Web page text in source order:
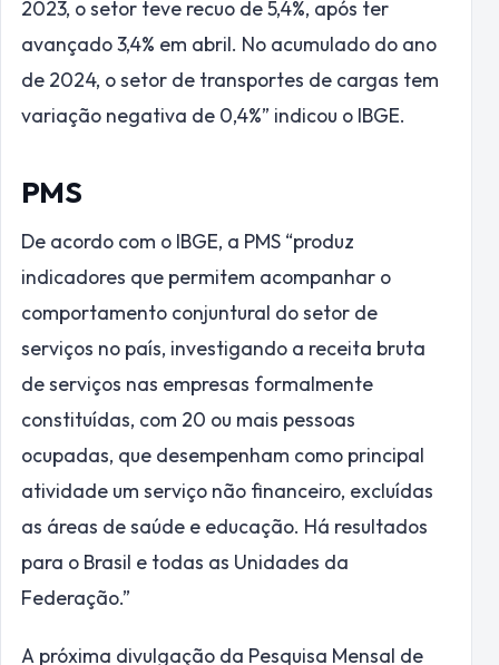
2023, o setor teve recuo de 5,4%, após ter
avançado 3,4% em abril. No acumulado do ano
de 2024, o setor de transportes de cargas tem
variação negativa de 0,4%” indicou o IBGE.
PMS
De acordo com o IBGE, a PMS “produz
indicadores que permitem acompanhar o
comportamento conjuntural do setor de
serviços no país, investigando a receita bruta
de serviços nas empresas formalmente
constituídas, com 20 ou mais pessoas
ocupadas, que desempenham como principal
atividade um serviço não financeiro, excluídas
as áreas de saúde e educação. Há resultados
para o Brasil e todas as Unidades da
Federação.”
A próxima divulgação da Pesquisa Mensal de